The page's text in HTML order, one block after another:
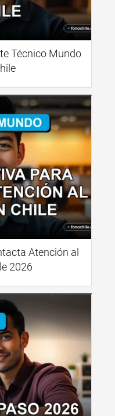
Técnico Mundo
Atención al
2026